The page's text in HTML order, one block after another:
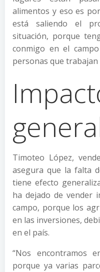
alimentos y eso es
está saliendo el
situación, porque
conmigo en el
personas que trabajan
Timoteo López,
asegura que la falta
tiene efecto
ha dejado de vender
campo, porque los
en las inversiones,
en el país.
“Nos encontramos
porque ya varias